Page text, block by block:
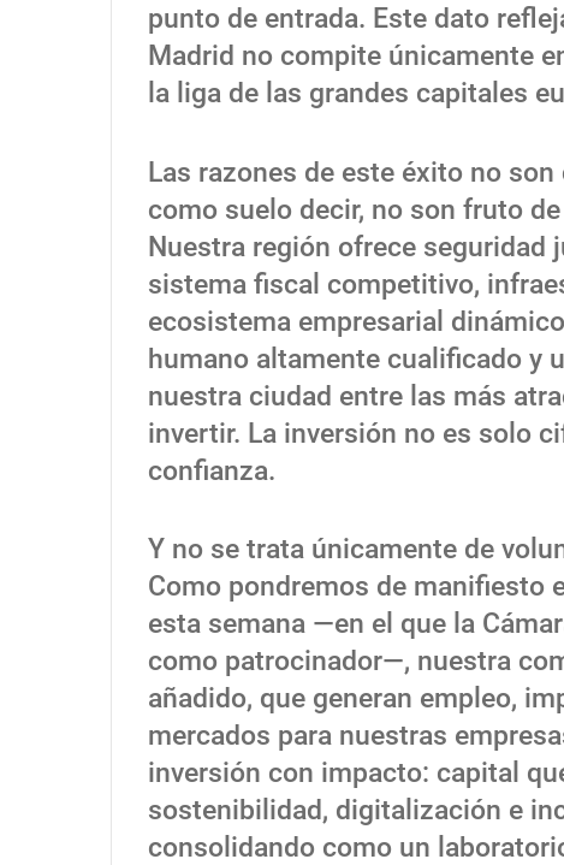
punto de entrada. Este dato
Madrid no compite únicamente
la liga de las grandes capitales
Las razones de este éxito no
como suelo decir, no son fruto
Nuestra región ofrece
sistema fiscal competitivo,
ecosistema empresarial
humano altamente cualificado y
nuestra ciudad entre las más
invertir. La inversión no es solo
confianza.
Y no se trata únicamente de
Como pondremos de manifiesto
esta semana —en el que la
como patrocinador—, nuestra
añadido, que generan empleo,
mercados para nuestras
inversión con impacto: capital
sostenibilidad, digitalización e
consolidando como un